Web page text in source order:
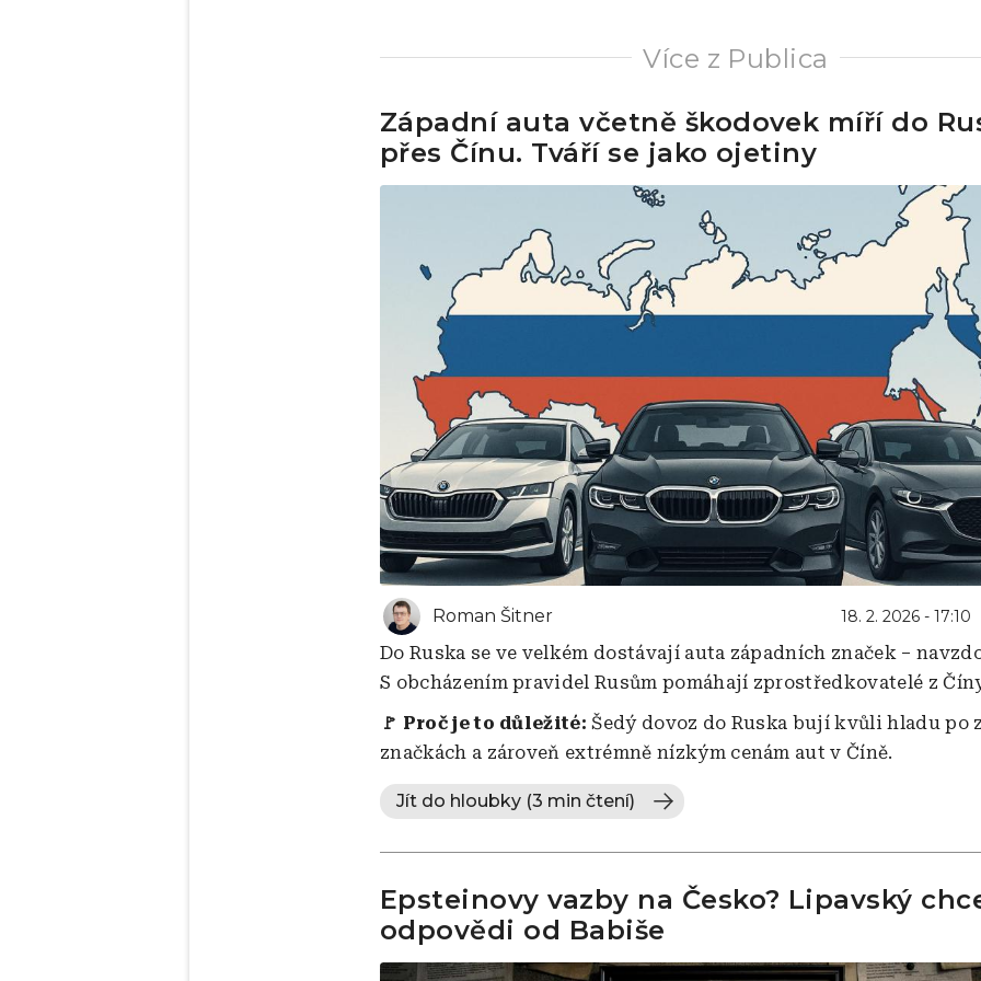
Více z Publica
Západní auta včetně škodovek míří do
přes Čínu. Tváří se jako ojetiny
Roman Šitner 18. 2. 2026 - 17:10
Do Ruska se ve velkém dostávají auta západních značek –
S obcházením pravidel Rusům pomáhají zprostředkovatelé z
🚩 Proč je to důležité:Šedý dovoz do Ruska bují kvůli hladu po
značkách a zároveň extrémně nízkým cenám aut v Číně.
Jít do hloubky (3 min čtení)
Epsteinovy vazby na Česko? Lipavský
odpovědi od Babiše